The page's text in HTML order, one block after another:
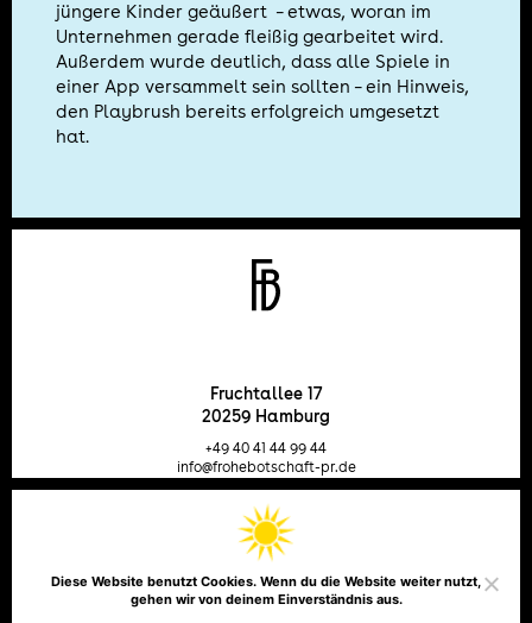
jüngere Kinder geäußert – etwas, woran im
Unternehmen gerade fleißig gearbeitet wird.
Außerdem wurde deutlich, dass alle Spiele in
einer App versammelt sein sollten – ein Hinweis,
den Playbrush bereits erfolgreich umgesetzt
hat.
Fruchtallee 17
20259 Hamburg
+49 40 41 44 99 44
info@frohebotschaft-pr.de
Email Instagram
Impressum Datenschutz
Diese Website benutzt Cookies. Wenn du die Website weiter nutzt,
gehen wir von deinem Einverständnis aus.